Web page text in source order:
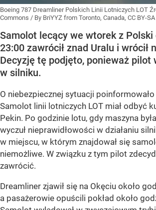
Boeing 787 Dreamliner Polskich Linii Lotniczych LOT
Commons / By BriYYZ from Toronto, Canada, CC BY-
Samolot lecący we wtorek z Polski
23:00 zawrócił znad Uralu i wrócił
Decyzję tę podjęto, ponieważ pilot
w silniku.
O niebezpiecznej sytuacji poinformowało
Samolot linii lotniczych LOT miał odbyć
Pekin. Po godzinie lotu, gdy maszyna
wyczuł nieprawidłowości w działaniu
w miejscu, w którym znajdował się
niemożliwe. W związku z tym pilot
zawrócić.
Dreamliner zjawił się na Okęciu około
a pasażerowie opuścili pokład około